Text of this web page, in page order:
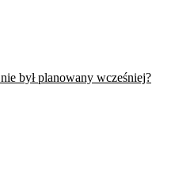
był planowany wcześniej?